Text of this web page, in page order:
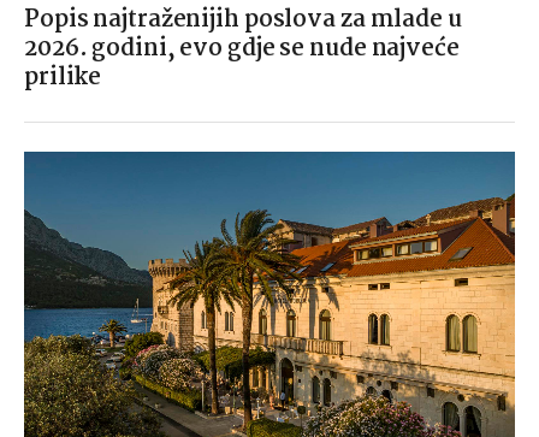
Popis najtraženijih poslova za mlade u
2026. godini, evo gdje se nude najveće
prilike